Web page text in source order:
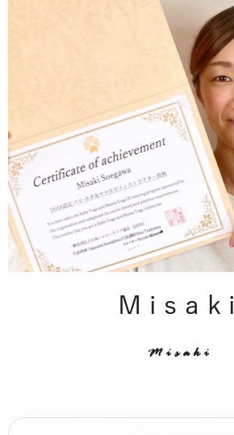
Misaki
Misaki